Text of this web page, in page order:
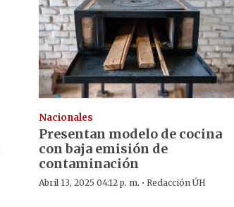
Nacionales
Presentan modelo de cocina
con baja emisión de
contaminación
Abril 13, 2025 04:12 p. m. · Redacción ÚH